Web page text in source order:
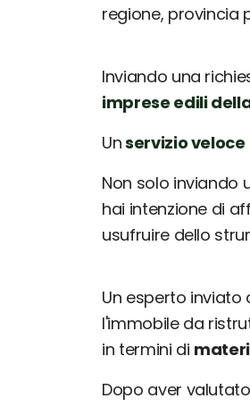
regione, provincia
Inviando una
imprese edili
Unservizio veloce
Non solo inviando
hai intenzione di
usufruire dello
Un esperto inviato
l'immobile da
in termini di
Dopo aver